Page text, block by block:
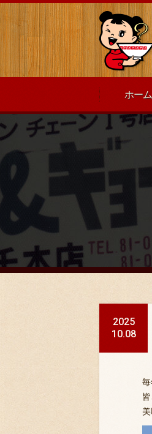
ホーム
2025
10.08